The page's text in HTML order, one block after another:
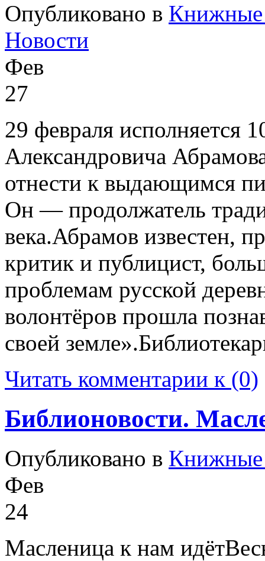
Опубликовано в Книжные
Новости
Фев
27
29 февраля исполняется
Александровича
отнести к выдающимся
Он — продолжатель
века.Абрамов известен,
критик и публицист,
проблемам русской
волонтёров прошла
своей
Читать комментарии к (0)
Библионовости.
Опубликовано в Книжные
Фев
24
Масленица к нам